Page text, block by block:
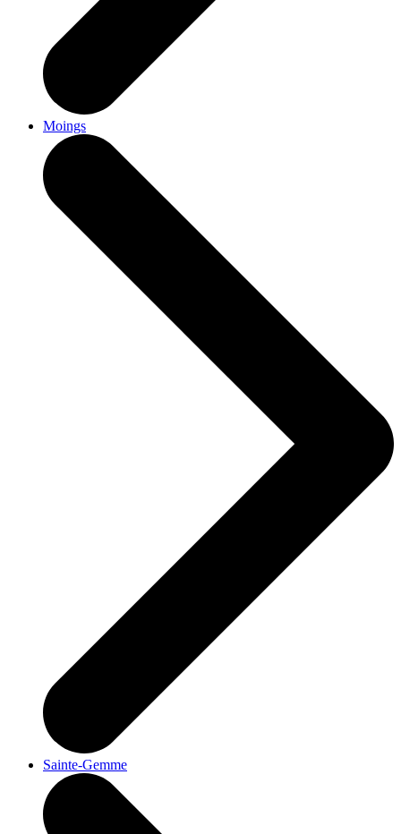
Moings
Sainte-Gemme